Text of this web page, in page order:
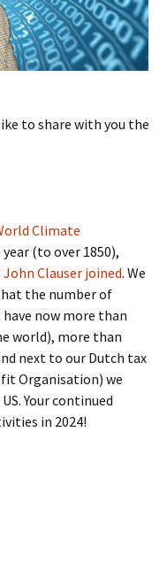
to share with you the
Climate
(to over 1850),
John Clauser joined. We
the number of
now more than
world), more than
next to our Dutch tax
Organisation) we
Your continued
in 2024!
love, a new year’s